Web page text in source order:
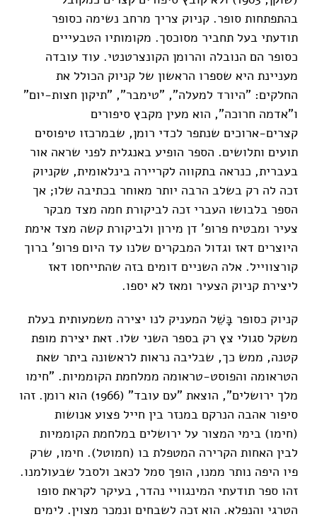
בהתפתחות סופר. קניוק צריך מרחב נשימה כסופר
תודעתי בעל תחביר מסוכסך. מקומותיו הטבעייים
כסופר הם הנובלה והרומן הקונצרטנטי. עוד עובדה
מעניינת היא שספרו הראשון של קניוק הכולל את
החלקים: "היורד למעלה", "טימבר", "תיקון חצות-יום"
ו"אדמה חרוכה", הוא מעין מקבץ סיפורים
קצרים-ארוכים שנתפר לכדי רומן, שבמרכזו טיפוסים
תועים ותלושים. הספר הופיע באנגלית לפני שראה אור
בעברית, כנראה בתקווה לקריירה בינלאומית, שקניוק
זכה לה רק בשלב הרבה יותר מאוחר בכתיבה שלו; אך
הספר בלבושו העברי זכה לביקורת חמה מצד מבקר
צעיר ומבטיח פרופ' דן מירון ולביקורת קשה מצד אימת
היוצרים דאז וגדול המבקרים שלנו עד היום פרופ' ברוך
קורצווייל. אלה השניים דומים בזה שהתייחסו דאז
ליצירת קניוק הצעיר ומאז לא יספו.
קניוק כסופר בָּשֵׁל המעניק לנו יצירה משמעותית בעלת
משקל סגולי צץ רק בספר השני שלו. זאת יצירת מופת
קטנה, ממש כך, שבליבה נראות לראשונה ביתר שאת
הטראומה והפוסט-טראומה ממלחמת הקוממיות. "חימו
מלך ירושלים", הוצאת "עם עובד" (1966) הוא רומן. זהו
סיפור אהבה הנרקם במנזר בין חייל פצוע אנושות
(חימו) בימי המצור על ירושלים במלחמת הקוממיות
לבין האחות הקרירה המטפלת בו (חמוטל). חימו, שרק
פיו היפה נותר ממנו, הופך סמל לכאב ולסבל שבעולמנו.
זהו ספר תודעתי המינגוויי נהדר, בעיקר לקראת סופו
הטרגי והנפלא. הוא זכה לשבחים ונמכר מצוין. לימים